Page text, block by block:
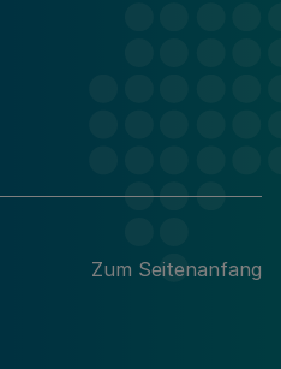
Zum Seitenanfang